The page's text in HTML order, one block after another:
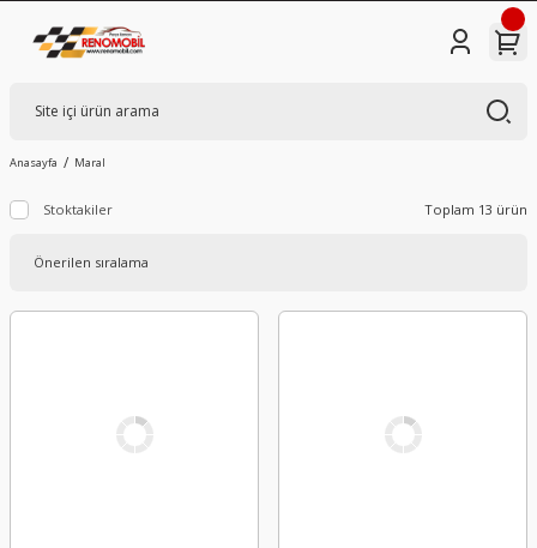
Anasayfa Maral
Stoktakiler Toplam 13 ürün